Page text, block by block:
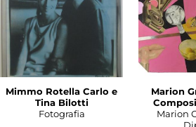
Mimmo Rotella Carlo e
Tina Bilotti
Fotografia
Marion
Marion